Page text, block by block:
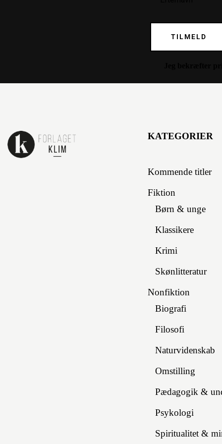
TILMELD
KATEGORIER
Kommende titler
Fiktion
Børn & unge
Klassikere
Krimi
Skønlitteratur
Nonfiktion
Biografi
Filosofi
Naturvidenskab
Omstilling
Pædagogik &
Psykologi
Spiritualitet &